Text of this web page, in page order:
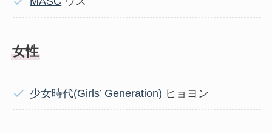
女性
少女時代(Girls’ Generation) ヒョヨン